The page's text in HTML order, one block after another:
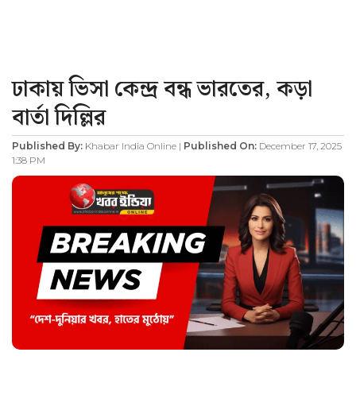
ঢাকায় ভিসা কেন্দ্র বন্ধ ভারতের, কড়া
বার্তা দিল্লির
Published By: Khabar India Online | Published On: December 17, 2025
1:38 PM